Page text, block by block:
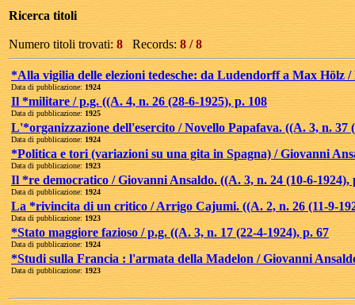
Ricerca titoli
Numero titoli trovati: 8 Records: 8 / 8
*Alla vigilia delle elezioni tedesche: da Ludendorff a Max Hölz /
Data di pubblicazione: 1924
Il *militare / p.g. ((A. 4, n. 26 (28-6-1925), p. 108
Data di pubblicazione: 1925
L'*organizzazione dell'esercito / Novello Papafava. ((A. 3, n. 37
Data di pubblicazione: 1924
*Politica e tori (variazioni su una gita in Spagna) / Giovanni
Data di pubblicazione: 1923
Il *re democratico / Giovanni Ansaldo. ((A. 3, n. 24 (10-6-1924),
Data di pubblicazione: 1924
La *rivincita di un critico / Arrigo Cajumi. ((A. 2, n. 26 (11-9-
Data di pubblicazione: 1923
*Stato maggiore fazioso / p.g. ((A. 3, n. 17 (22-4-1924), p. 67
Data di pubblicazione: 1924
*Studi sulla Francia : l'armata della Madelon / Giovanni
Data di pubblicazione: 1923